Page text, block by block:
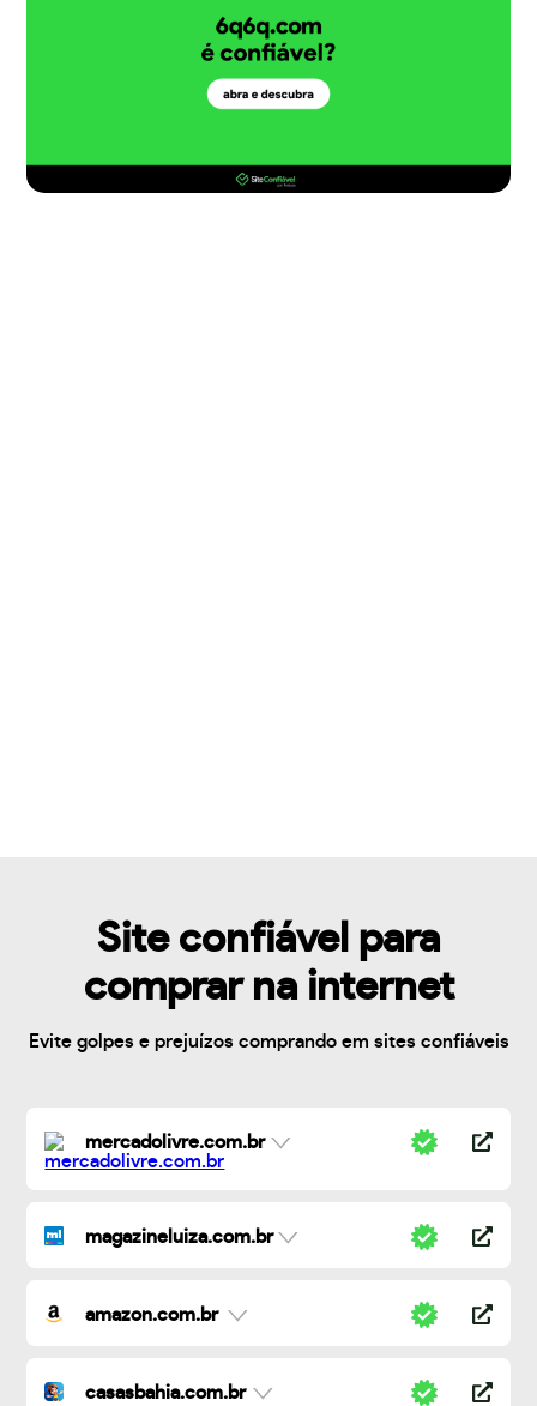
Site confiável para
comprar na internet
Evite golpes e prejuízos comprando em sites confiáveis
mercadolivre.com.br
magazineluiza.com.br
amazon.com.br
casasbahia.com.br